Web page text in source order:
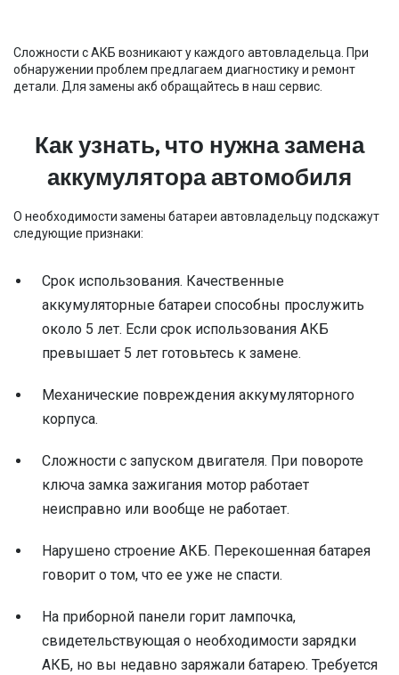
Сложности с АКБ возникают у каждого автовладельца. При
обнаружении проблем предлагаем диагностику и ремонт
детали. Для замены акб обращайтесь в наш сервис.
Как узнать, что нужна замена
аккумулятора автомобиля
О необходимости замены батареи автовладельцу подскажут
следующие признаки:
Срок использования. Качественные
аккумуляторные батареи способны прослужить
около 5 лет. Если срок использования АКБ
превышает 5 лет готовьтесь к замене.
Механические повреждения аккумуляторного
корпуса.
Сложности с запуском двигателя. При повороте
ключа замка зажигания мотор работает
неисправно или вообще не работает.
Нарушено строение АКБ. Перекошенная батарея
говорит о том, что ее уже не спасти.
На приборной панели горит лампочка,
свидетельствующая о необходимости зарядки
АКБ, но вы недавно заряжали батарею. Требуется